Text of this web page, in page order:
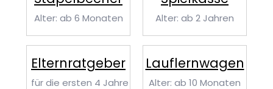
Alter: ab 6 Monaten Alter: ab 2 Jahren
Eltern­ratgeber
für die ersten 4 Jahre
Lauflern­wagen
Alter: ab 10 Monaten